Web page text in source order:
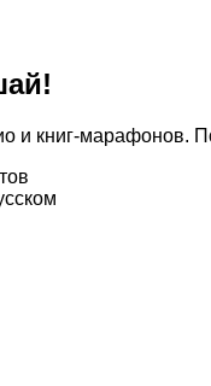
и книг-марафонов.